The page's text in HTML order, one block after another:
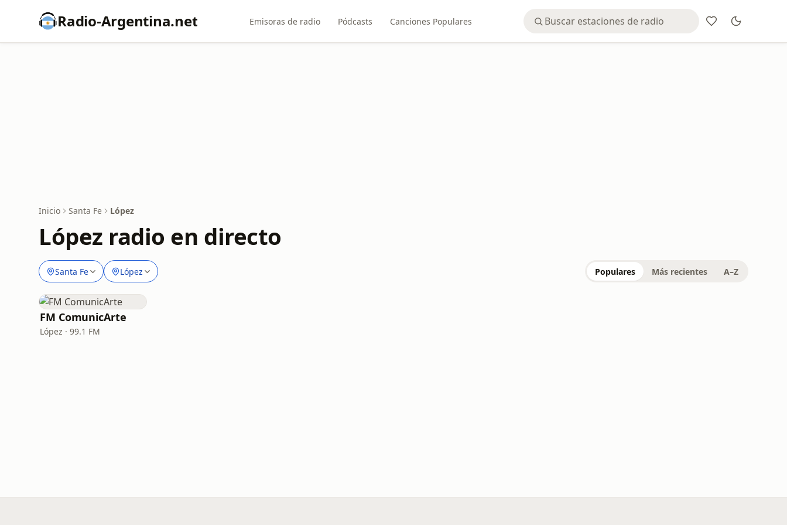
Radio-Argentina.net Emisoras de radio Pódcasts Canciones Populares
Inicio Santa Fe López
López radio en directo
Santa Fe López Populares Más recientes A–Z
FM ComunicArte
López · 99.1 FM